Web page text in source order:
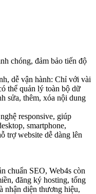
chóng, đảm bảo tiến độ
dễ vận hành: Chỉ với vài
thể quản lý toàn bộ dữ
sửa, thêm, xóa nội dung
responsive, giúp
smartphone,
trợ website dễ dàng lên
chuẩn SEO, Web4s còn
đăng ký hosting, tổng
nhận diện thương hiệu,